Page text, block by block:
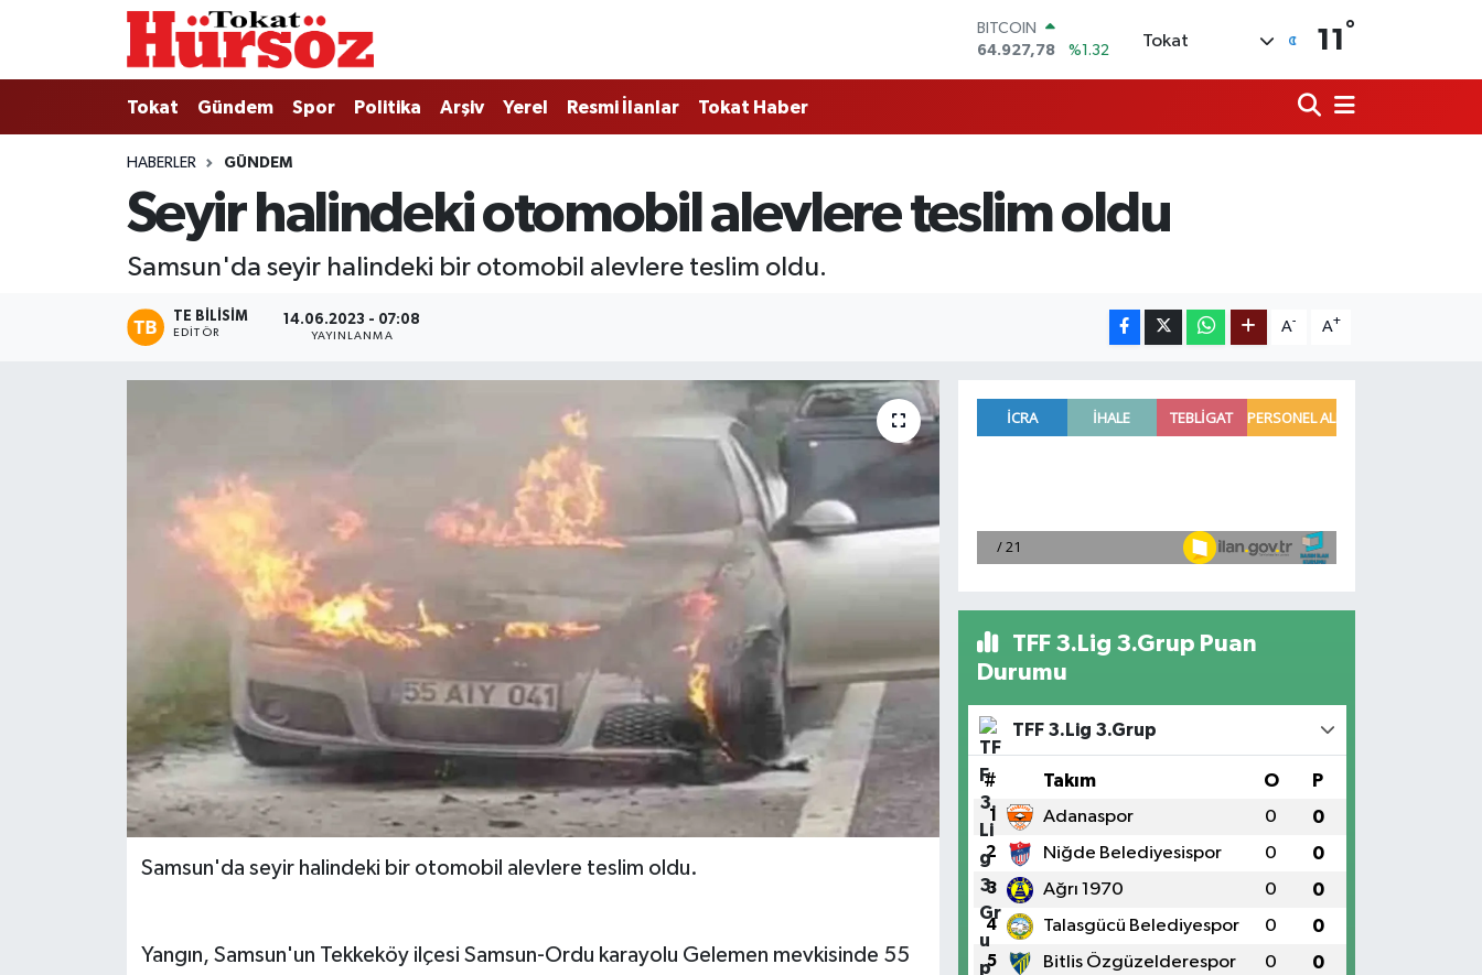
BITCOIN
64.927,78
%1.32
55,0398
%-0.02
GRAM ALTIN
6527.85
%0.54
Tokat 11 °
Tokat Gündem Spor Politika Arşiv Yerel Resmi İlanlar Tokat Haber
HABERLER GÜNDEM
Seyir halindeki otomobil alevlere teslim oldu
Samsun'da seyir halindeki bir otomobil alevlere teslim oldu.
TE BILISIM
EDITÖR
14.06.2023 - 07:08
YAYINLANMA
A- A+
Samsun'da seyir halindeki bir otomobil alevlere teslim oldu.
Yangın, Samsun'un Tekkeköy ilçesi Samsun-Ordu karayolu Gelemen mevkisinde 55
TFF 3.Lig 3.Grup Puan
Durumu
TFF 3.Lig 3.Grup
# Takım O P
1 Adanaspor 0 0
2 Niğde Belediyesispor 0 0
3 Ağrı 1970 0 0
4 Talasgücü Belediyespor 0 0
5 Bitlis Özgüzelderespor 0 0
Tokat
Türkiye Gündemi
Gündem
Nöbetçi Eczaneler
Hava Durumu
Tokat Namaz Vakitleri
Süper Lig Puan Durumu ve Fikstür